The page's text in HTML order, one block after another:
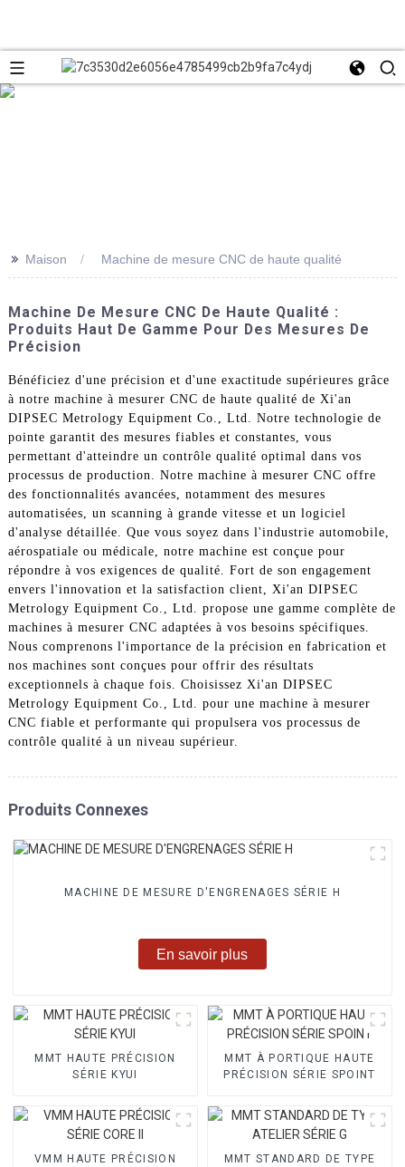
>> Maison Machine de mesure CNC de haute qualité
Machine De Mesure CNC De Haute Qualité :
Produits Haut De Gamme Pour Des Mesures De
Précision
Bénéficiez d'une précision et d'une exactitude supérieures grâce
à notre machine à mesurer CNC de haute qualité de Xi'an
DIPSEC Metrology Equipment Co., Ltd. Notre technologie de
pointe garantit des mesures fiables et constantes, vous
permettant d'atteindre un contrôle qualité optimal dans vos
processus de production. Notre machine à mesurer CNC offre
des fonctionnalités avancées, notamment des mesures
automatisées, un scanning à grande vitesse et un logiciel
d'analyse détaillée. Que vous soyez dans l'industrie automobile,
aérospatiale ou médicale, notre machine est conçue pour
répondre à vos exigences de qualité. Fort de son engagement
envers l'innovation et la satisfaction client, Xi'an DIPSEC
Metrology Equipment Co., Ltd. propose une gamme complète de
machines à mesurer CNC adaptées à vos besoins spécifiques.
Nous comprenons l'importance de la précision en fabrication et
nos machines sont conçues pour offrir des résultats
exceptionnels à chaque fois. Choisissez Xi'an DIPSEC
Metrology Equipment Co., Ltd. pour une machine à mesurer
CNC fiable et performante qui propulsera vos processus de
contrôle qualité à un niveau supérieur.
Produits Connexes
MACHINE DE MESURE D'ENGRENAGES SÉRIE H
En savoir plus
MMT HAUTE PRÉCISION
SÉRIE KYUI
MMT À PORTIQUE HAUTE
PRÉCISION SÉRIE SPOINT
VMM HAUTE PRÉCISION
MMT STANDARD DE TYPE